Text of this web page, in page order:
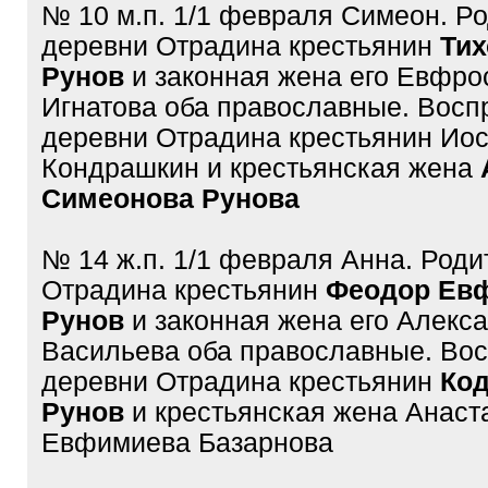
№ 10 м.п. 1/1 февраля Симеон.
деревни Отрадина крестьянин
Рунов и законная жена его
Игнатова оба православные.
деревни Отрадина крестьянин
Кондрашкин и крестьянская жена
Симеонова Рунова
№ 14 ж.п. 1/1 февраля Анна.
Отрадина крестьянин Феодор
Рунов и законная жена его
Васильева оба православные.
деревни Отрадина крестьянин
Рунов и крестьянская жена
Евфимиева Базарнова